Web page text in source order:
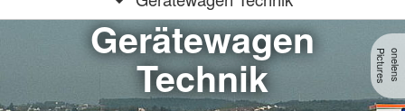
o
n
e
le
n
s
P
ic
t
u
r
e
s
Gerätewagen
Technik